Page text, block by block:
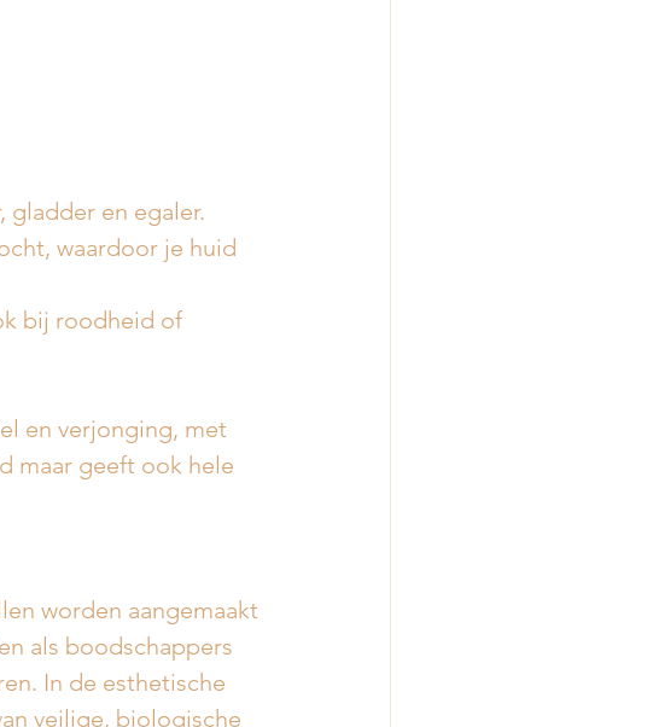
gladder en egaler.
waardoor je huid
bij roodheid of
en verjonging, met
maar geeft ook hele
worden aangemaakt
als boodschappers
In de esthetische
veilige, biologische